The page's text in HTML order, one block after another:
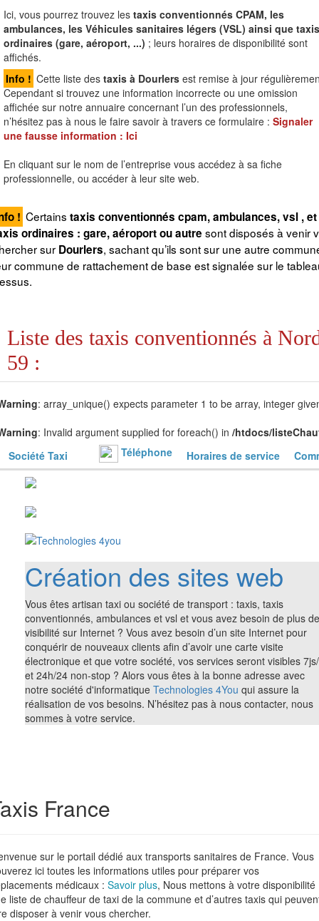
Ici, vous pourrez trouvez les taxis conventionnés CPAM, les
ambulances, les Véhicules sanitaires légers (VSL) ainsi que taxis
ordinaires (gare, aéroport, ...) ; leurs horaires de disponibilité sont
affichés.
Info ! Cette liste des taxis à Dourlers est remise à jour
Cependant si trouvez une information incorrecte ou une omission
affichée sur notre annuaire concernant l’un des professionnels,
n’hésitez pas à nous le faire savoir à travers ce formulaire : Signaler
une fausse information : Ici
En cliquant sur le nom de l’entreprise vous accédez à sa fiche
professionnelle, ou accéder à leur site web.
! Certainstaxis conventionnés cpam, ambulances, vsl , et
ordinaires : gare, aéroport ou autre sont disposés à venir
sur Dourlers, sachant qu’ils sont sur une autre
commune de rattachement de base est signalée sur le
Liste des taxis conventionnés à
59 :
: array_unique() expects parameter 1 to be array, integer
: Invalid argument supplied for foreach() in /htdocs/
Société Taxi
Téléphone Horaires de service
Création des sites web
Vous êtes artisan taxi ou société de transport : taxis, taxis
conventionnés, ambulances et vsl et vous avez besoin de plus de
visibilité sur Internet ? Vous avez besoin d’un site Internet pour
conquérir de nouveaux clients afin d’avoir une carte visite
électronique et que votre société, vos services seront visibles
et 24h/24 non-stop ? Alors vous êtes à la bonne adresse avec
notre société d'informatique Technologies 4You qui assure la
réalisation de vos besoins. N’hésitez pas à nous contacter, nous
sommes à votre service.
France
sur le portail dédié aux transports sanitaires de France. Vous
ici toutes les informations utiles pour préparer vos
médicaux : Savoir plus, Nous mettons à votre disponibilité
liste de chauffeur de taxi de la commune et d’autres taxis qui
disposer à venir vous chercher.